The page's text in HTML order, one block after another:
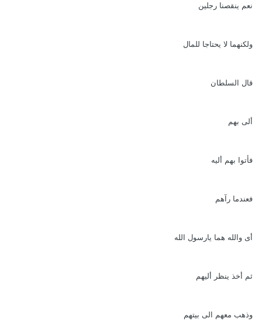
نعم ينقصنا رجلين
ولكنهما لا يحتاجا للمال
قال السلطان
ألى بهم
فأتوا بهم أليه
فعندما رآهم
أى والله هما يارسول الله
ثم أخذ ينظر أليهم
وذهب معهم الى بيتهم